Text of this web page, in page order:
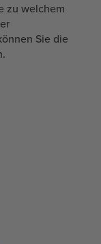
zu welchem
Sie die